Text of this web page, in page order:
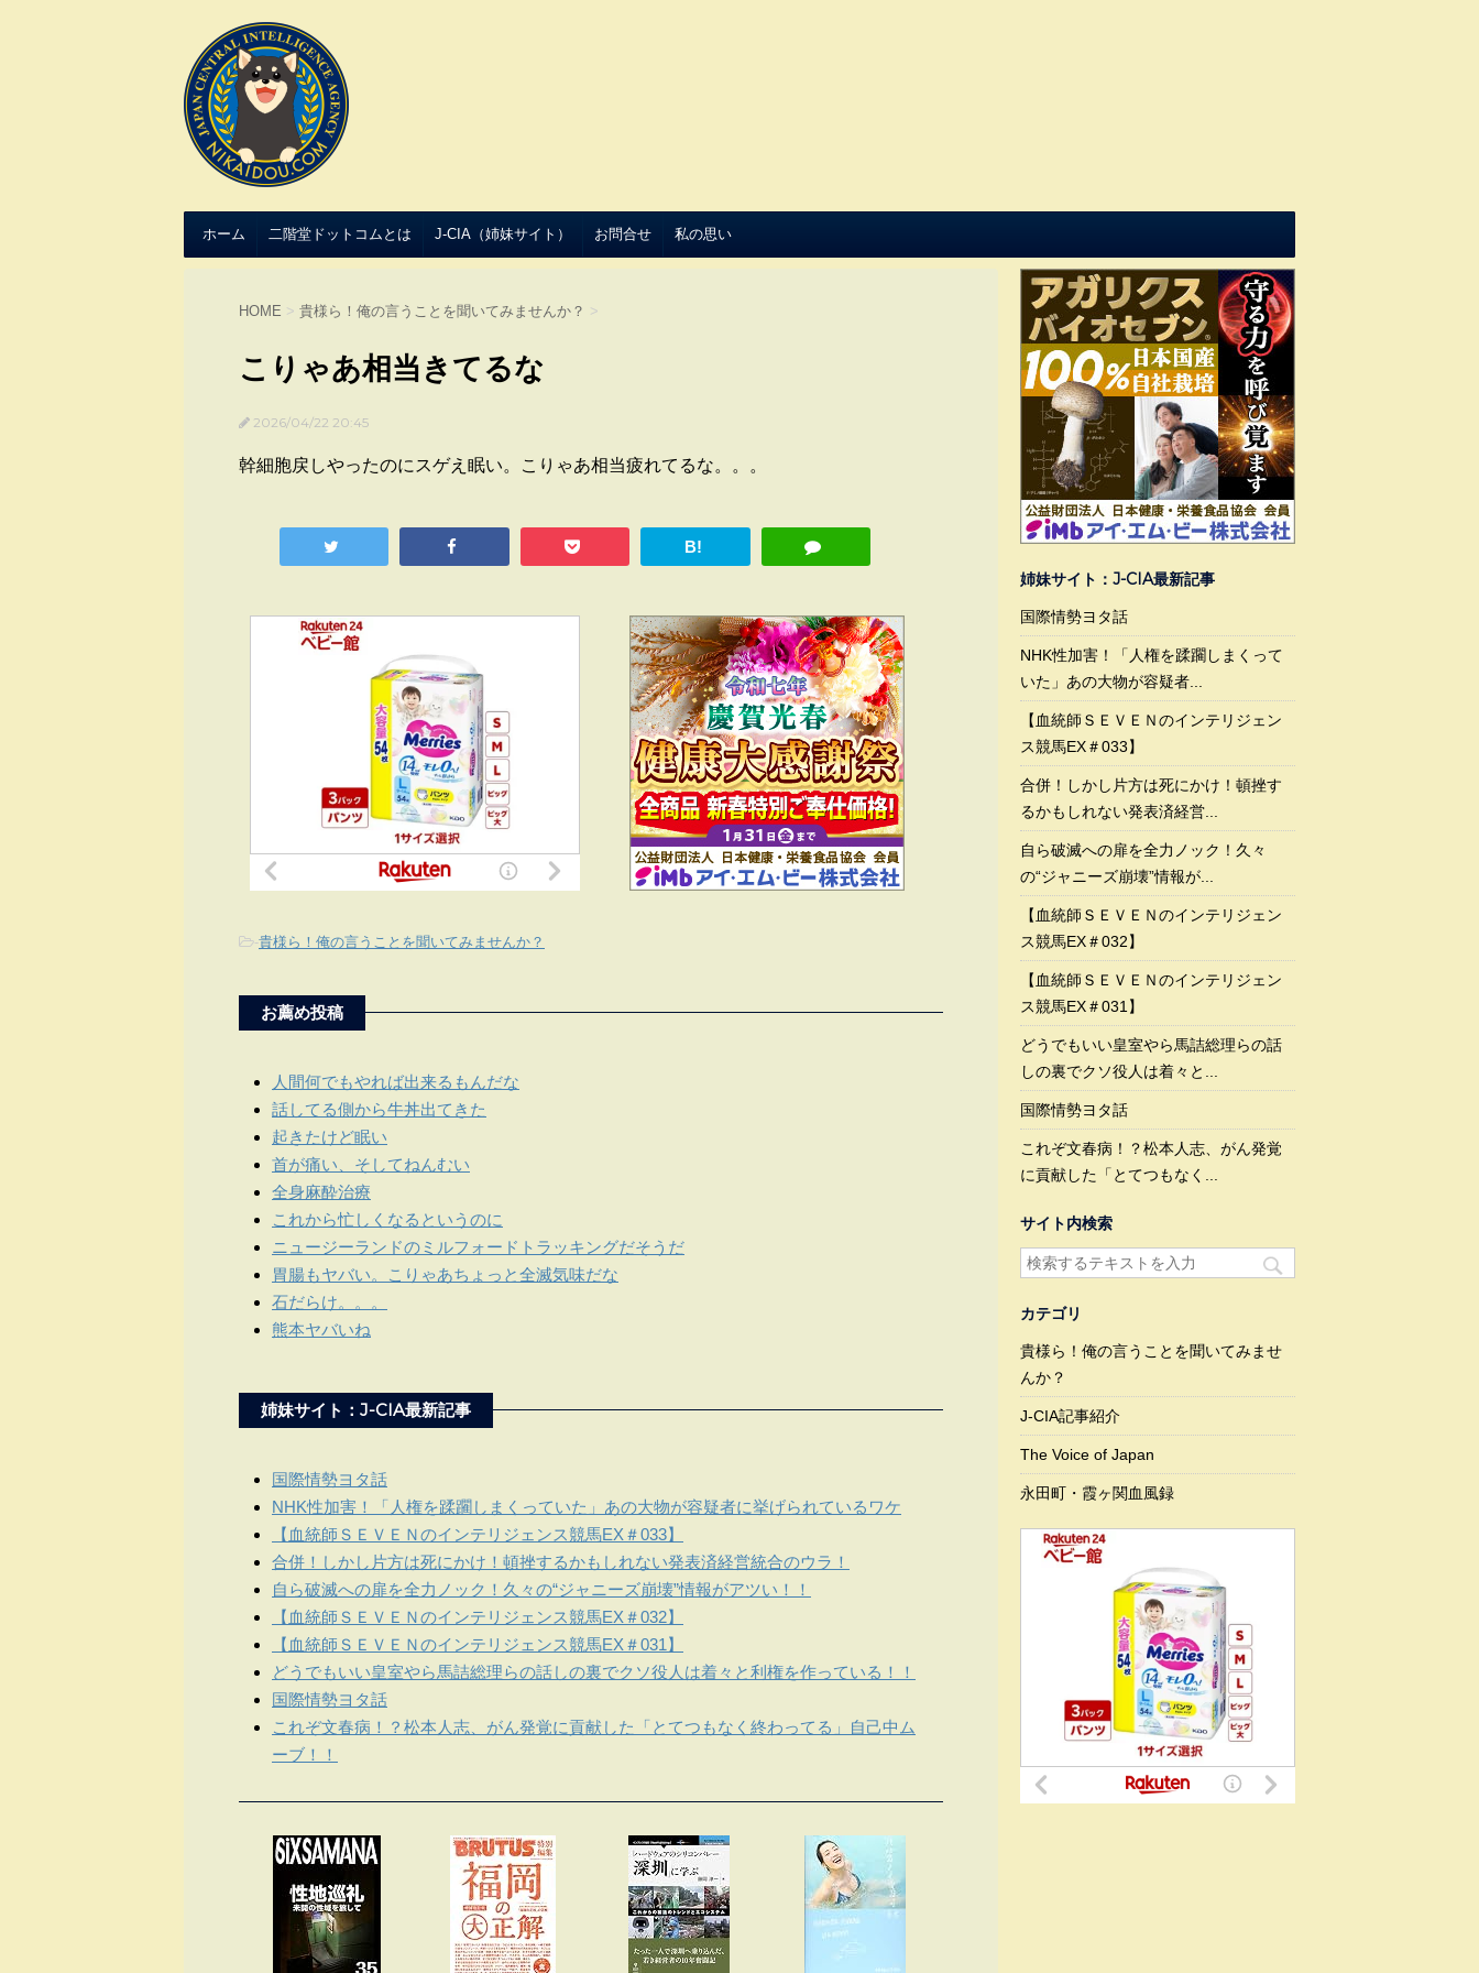
ホーム 二階堂ドットコムとは J-CIA（姉妹サイト） お問合せ 私の思い
HOME > 貴様ら！俺の言うことを聞いてみませんか？ >
こりゃあ相当きてるな
2026/04/22 20:45
幹細胞戻しやったのにスゲえ眠い。こりゃあ相当疲れてるな。。。
B!
-貴様ら！俺の言うことを聞いてみませんか？
お薦め投稿
人間何でもやれば出来るもんだな
話してる側から牛丼出てきた
起きたけど眠い
首が痛い、そしてねんむい
全身麻酔治療
これから忙しくなるというのに
ニュージーランドのミルフォードトラッキングだそうだ
胃腸もヤバい。こりゃあちょっと全滅気味だな
石だらけ。。。
熊本ヤバいね
姉妹サイト：J-CIA最新記事
国際情勢ヨタ話
NHK性加害！「人権を蹂躙しまくっていた」あの大物が容疑者に挙げられているワケ
【血統師ＳＥＶＥＮのインテリジェンス競馬EX＃033】
合併！しかし片方は死にかけ！頓挫するかもしれない発表済経営統合のウラ！
自ら破滅への扉を全力ノック！久々の“ジャニーズ崩壊”情報がアツい！！
【血統師ＳＥＶＥＮのインテリジェンス競馬EX＃032】
【血統師ＳＥＶＥＮのインテリジェンス競馬EX＃031】
どうでもいい皇室やら馬詰総理らの話しの裏でクソ役人は着々と利権を作っている！！
国際情勢ヨタ話
これぞ文春病！？松本人志、がん発覚に貢献した「とてつもなく終わってる」自己中ム
ーブ！！
姉妹サイト：J-CIA最新記事
国際情勢ヨタ話
NHK性加害！「人権を蹂躙しまくって
いた」あの大物が容疑者...
【血統師ＳＥＶＥＮのインテリジェン
ス競馬EX＃033】
合併！しかし片方は死にかけ！頓挫す
るかもしれない発表済経営...
自ら破滅への扉を全力ノック！久々
の“ジャニーズ崩壊”情報が...
【血統師ＳＥＶＥＮのインテリジェン
ス競馬EX＃032】
【血統師ＳＥＶＥＮのインテリジェン
ス競馬EX＃031】
どうでもいい皇室やら馬詰総理らの話
しの裏でクソ役人は着々と...
国際情勢ヨタ話
これぞ文春病！？松本人志、がん発覚
に貢献した「とてつもなく...
サイト内検索
カテゴリ
貴様ら！俺の言うことを聞いてみませ
んか？
J-CIA記事紹介
The Voice of Japan
永田町・霞ヶ関血風録